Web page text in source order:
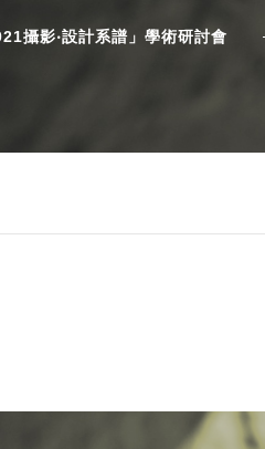
攝影‧設計系譜」學術研討會